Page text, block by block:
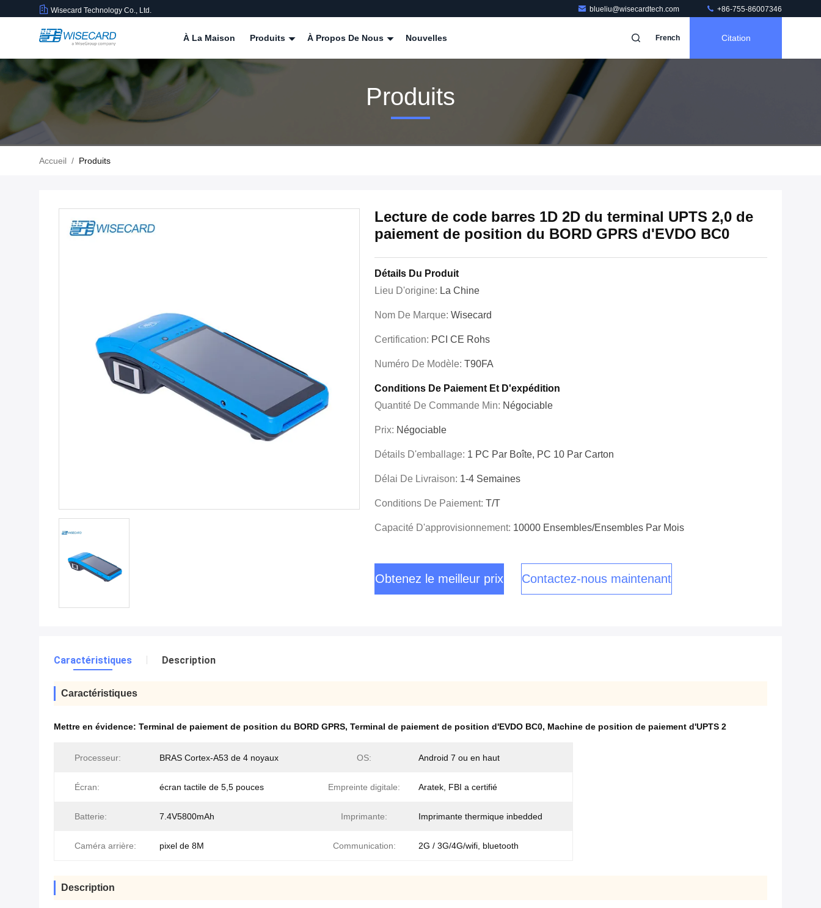
Wisecard Technology Co., Ltd. blueliu@wisecardtech.com +86-755-86007346
À La Maison Produits À Propos De Nous Nouvelles French Citation
Produits
Accueil / Produits
Lecture de code barres 1D 2D du terminal UPTS 2,0 de
paiement de position du BORD GPRS d'EVDO BC0
Détails Du Produit
Lieu D'origine: La Chine
Nom De Marque: Wisecard
Certification: PCI CE Rohs
Numéro De Modèle: T90FA
Conditions De Paiement Et D'expédition
Quantité De Commande Min: Négociable
Prix: Négociable
Détails D'emballage: 1 PC Par Boîte, PC 10 Par Carton
Délai De Livraison: 1-4 Semaines
Conditions De Paiement: T/T
Capacité D'approvisionnement: 10000 Ensembles/ensembles Par Mois
Obtenez le meilleur prix Contactez-nous maintenant
Caractéristiques Description
Caractéristiques
Mettre en évidence: Terminal de paiement de position du BORD GPRS, Terminal de paiement de position d'EVDO BC0, Machine de position de paiement d'UPTS 2
Processeur: BRAS Cortex-A53 de 4 noyaux OS: Android 7 ou en haut
Écran: écran tactile de 5,5 pouces Empreinte digitale: Aratek, FBI a certifié
Batterie: 7.4V5800mAh Imprimante: Imprimante thermique inbedded
Caméra arrière: pixel de 8M Communication: 2G / 3G/4G/wifi, bluetooth
Description